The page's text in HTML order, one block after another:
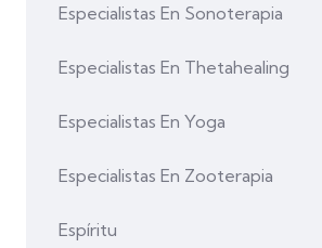
Especialistas En Sonoterapia
Especialistas En Thetahealing
Especialistas En Yoga
Especialistas En Zooterapia
Espíritu